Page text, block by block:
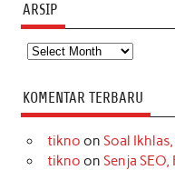
ARSIP
Arsip
KOMENTAR TERBARU
tikno on Soal
tikno on Senja